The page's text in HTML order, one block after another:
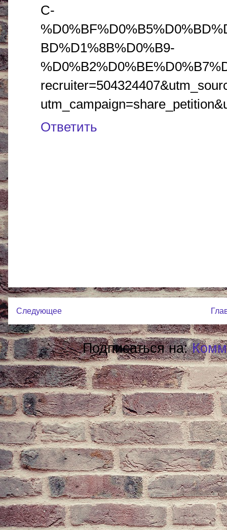
C-
BD%D1%8B%D0%B9-
Ответить
Следующее
Подписаться на: